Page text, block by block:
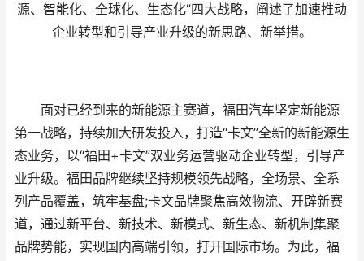
源、智能化、全球化、生态化”四大战略，阐述了加速推动
企业转型和引导产业升级的新思路、新举措。
面对已经到来的新能源主赛道，福田汽车坚定新能源
第一战略，持续加大研发投入，打造“卡文”全新的新能源生
态业务，以“福田+卡文”双业务运营驱动企业转型，引导产
业升级。福田品牌继续坚持规模领先战略，全场景、全系
列产品覆盖，筑牢基盘;卡文品牌聚焦高效物流、开辟新赛
道，通过新平台、新技术、新模式、新生态、新机制集聚
品牌势能，实现国内高端引领，打开国际市场。为此，福